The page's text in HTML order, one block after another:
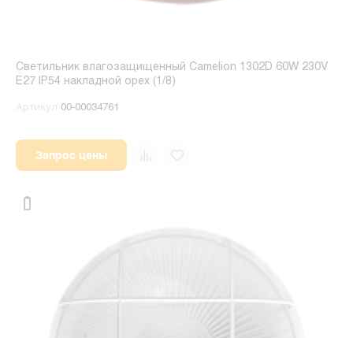
Светильник влагозащищенный Camelion 1302D 60W 230V
E27 IP54 накладной орех (1/8)
Артикул 00-00034761
Запрос цены